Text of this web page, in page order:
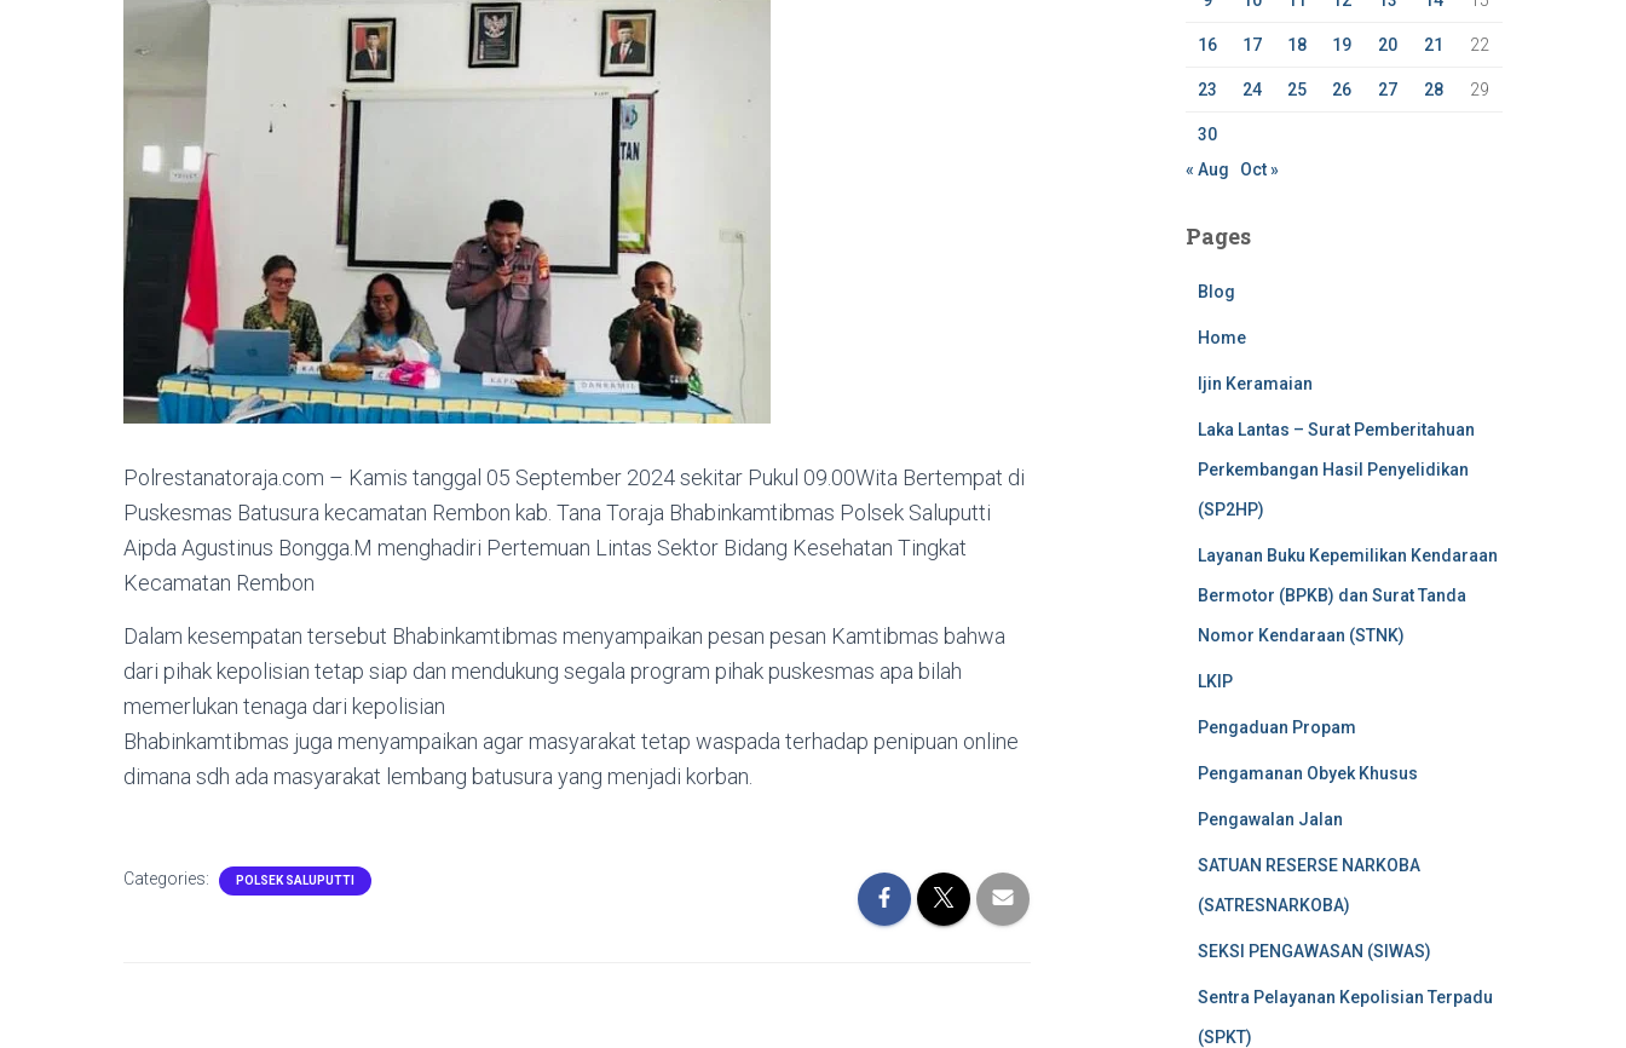
Polrestanatoraja.com – Kamis tanggal 05 September 2024 sekitar Pukul 09.00Wita Bertempat di
Puskesmas Batusura kecamatan Rembon kab. Tana Toraja Bhabinkamtibmas Polsek Saluputti
Aipda Agustinus Bongga.M menghadiri Pertemuan Lintas Sektor Bidang Kesehatan Tingkat
Kecamatan Rembon
Dalam kesempatan tersebut Bhabinkamtibmas menyampaikan pesan pesan Kamtibmas bahwa
dari pihak kepolisian tetap siap dan mendukung segala program pihak puskesmas apa bilah
memerlukan tenaga dari kepolisian
Bhabinkamtibmas juga menyampaikan agar masyarakat tetap waspada terhadap penipuan online
dimana sdh ada masyarakat lembang batusura yang menjadi korban.
Categories: POLSEK SALUPUTTI
16 17 18 19 20 21 22
23 24 25 26 27 28 29
30
« Aug
Oct »
Pages
Blog
Home
Ijin Keramaian
Laka Lantas – Surat Pemberitahuan
Perkembangan Hasil Penyelidikan
(SP2HP)
Layanan Buku Kepemilikan Kendaraan
Bermotor (BPKB) dan Surat Tanda
Nomor Kendaraan (STNK)
LKIP
Pengaduan Propam
Pengamanan Obyek Khusus
Pengawalan Jalan
SATUAN RESERSE NARKOBA
(SATRESNARKOBA)
SEKSI PENGAWASAN (SIWAS)
Sentra Pelayanan Kepolisian Terpadu
(SPKT)